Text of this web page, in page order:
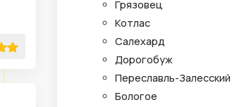
Грязовец
Котлас
Салехард
Дорогобуж
Переславль-Залесский
Бологое